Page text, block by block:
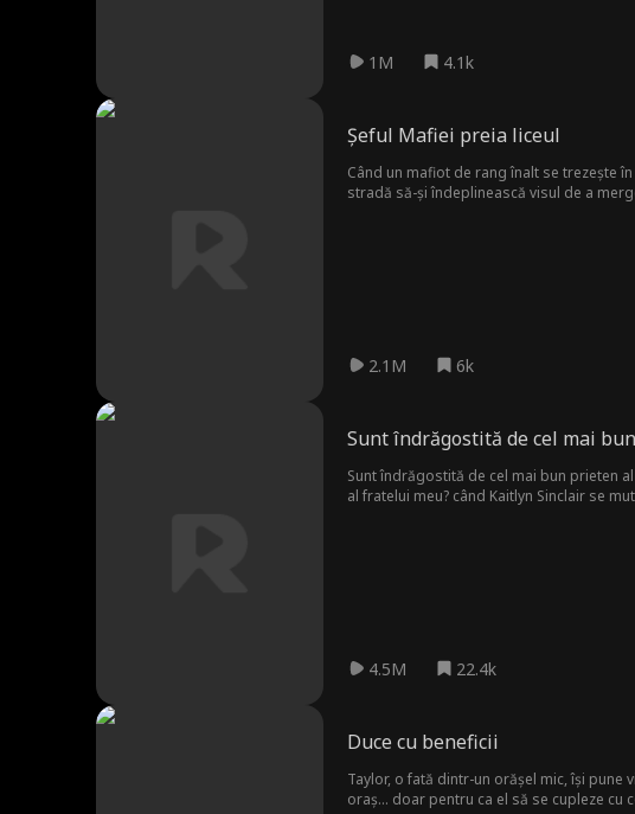
1M 4.1k
Șeful Mafiei preia liceul
Când un mafiot de rang înalt se trezește
stradă să-și îndeplinească visul de a
2.1M 6k
Sunt îndrăgostită de cel mai
Sunt îndrăgostită de cel mai bun prieten
al fratelui meu? când Kaitlyn Sinclair se
4.5M 22.4k
Duce cu beneficii
Taylor, o fată dintr-un orășel mic, își
oraș... doar pentru ca el să se cupleze cu